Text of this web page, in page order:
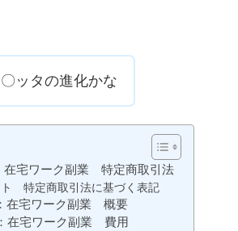
ッタの進化かな
在宅ワーク副業 特定商取引法
特定商取引法に基づく表記
在宅ワーク副業 概要
在宅ワーク副業 費用